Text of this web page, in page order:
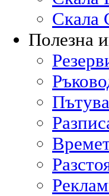
Скала
Полезна